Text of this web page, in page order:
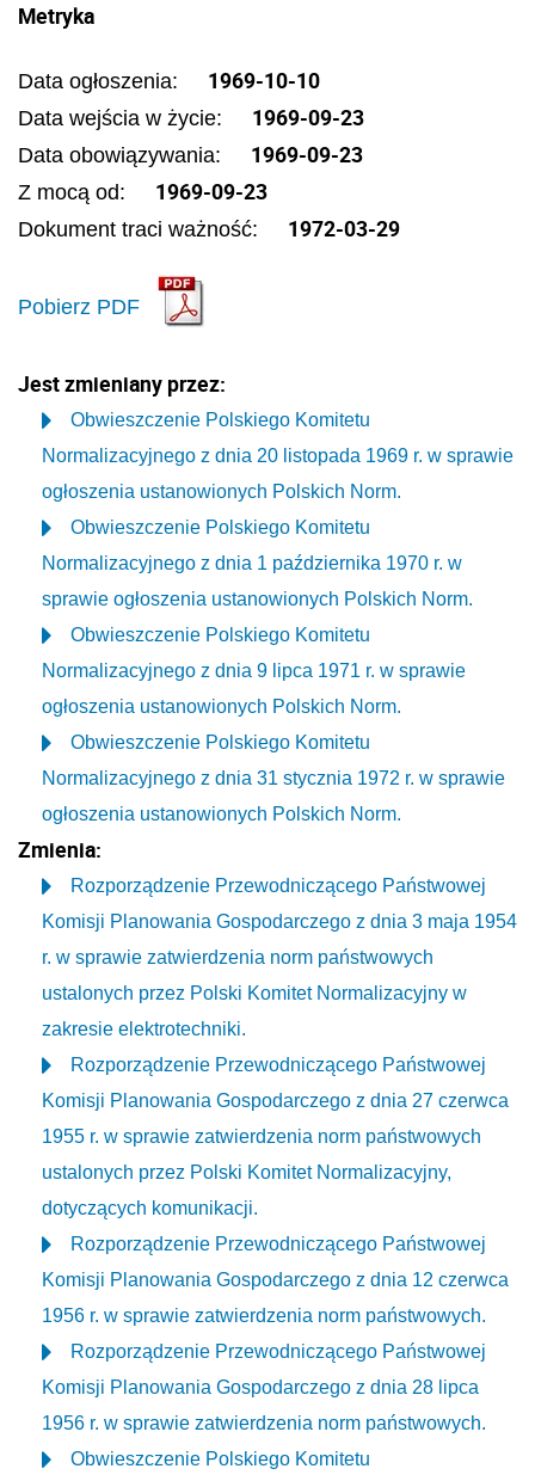
Metryka
Data ogłoszenia: 1969-10-10
Data wejścia w życie: 1969-09-23
Data obowiązywania: 1969-09-23
Z mocą od: 1969-09-23
Dokument traci ważność: 1972-03-29
Pobierz PDF
Jest zmieniany przez:
Obwieszczenie Polskiego Komitetu
Normalizacyjnego z dnia 20 listopada 1969 r. w sprawie
ogłoszenia ustanowionych Polskich Norm.
Obwieszczenie Polskiego Komitetu
Normalizacyjnego z dnia 1 października 1970 r. w
sprawie ogłoszenia ustanowionych Polskich Norm.
Obwieszczenie Polskiego Komitetu
Normalizacyjnego z dnia 9 lipca 1971 r. w sprawie
ogłoszenia ustanowionych Polskich Norm.
Obwieszczenie Polskiego Komitetu
Normalizacyjnego z dnia 31 stycznia 1972 r. w sprawie
ogłoszenia ustanowionych Polskich Norm.
Zmienia:
Rozporządzenie Przewodniczącego Państwowej
Komisji Planowania Gospodarczego z dnia 3 maja 1954
r. w sprawie zatwierdzenia norm państwowych
ustalonych przez Polski Komitet Normalizacyjny w
zakresie elektrotechniki.
Rozporządzenie Przewodniczącego Państwowej
Komisji Planowania Gospodarczego z dnia 27 czerwca
1955 r. w sprawie zatwierdzenia norm państwowych
ustalonych przez Polski Komitet Normalizacyjny,
dotyczących komunikacji.
Rozporządzenie Przewodniczącego Państwowej
Komisji Planowania Gospodarczego z dnia 12 czerwca
1956 r. w sprawie zatwierdzenia norm państwowych.
Rozporządzenie Przewodniczącego Państwowej
Komisji Planowania Gospodarczego z dnia 28 lipca
1956 r. w sprawie zatwierdzenia norm państwowych.
Obwieszczenie Polskiego Komitetu